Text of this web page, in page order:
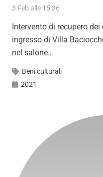
3 Feb alle 15:36
Intervento di recupero
ingresso di Villa
nel salone…
Beni culturali
2021